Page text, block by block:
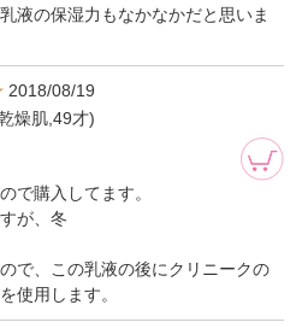
液の保湿力もなかなかだと思いま
2018/08/19
燥肌,49才)
で購入してます。
が、冬
で、この乳液の後にクリニークの
使用します。